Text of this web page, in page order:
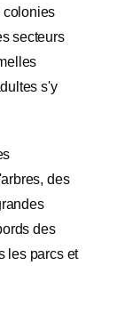
colonies
secteurs
s'y
des
des
les parcs et